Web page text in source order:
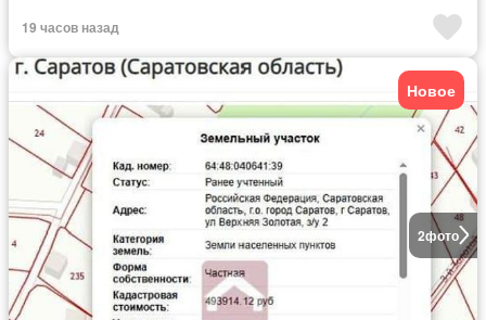
19 часов назад
2фото
Новое